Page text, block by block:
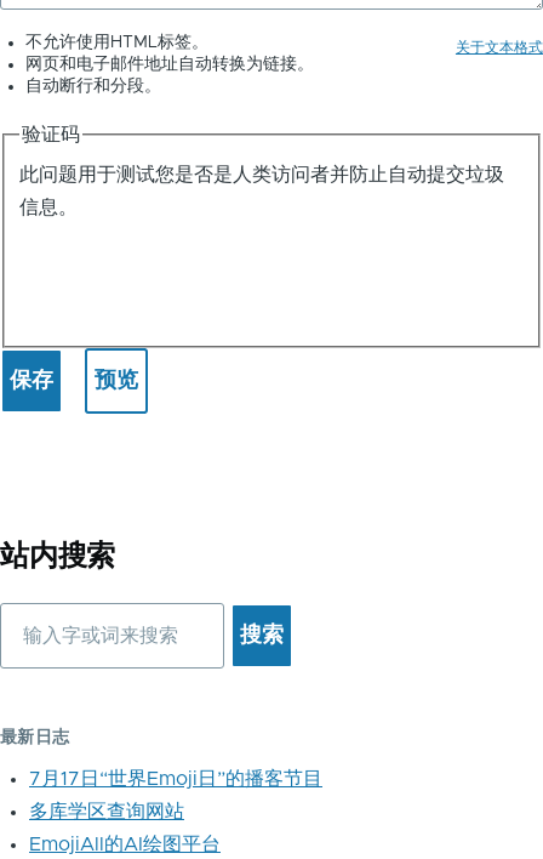
关于文本格式
不允许使用HTML标签。
网页和电子邮件地址自动转换为链接。
自动断行和分段。
验证码
此问题用于测试您是否是人类访问者并防止自动提交垃圾
信息。
站内搜索
最新日志
7月17日“世界Emoji日”的播客节目
多库学区查询网站
EmojiAll的AI绘图平台